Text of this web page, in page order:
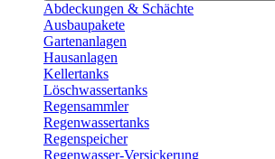
Abdeckungen & Schächte
Ausbaupakete
Gartenanlagen
Hausanlagen
Kellertanks
Löschwassertanks
Regensammler
Regenwassertanks
Regenspeicher
Regenwasser-Versickerung